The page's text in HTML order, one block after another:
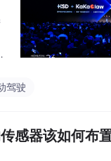
驾驶
感器该如何布